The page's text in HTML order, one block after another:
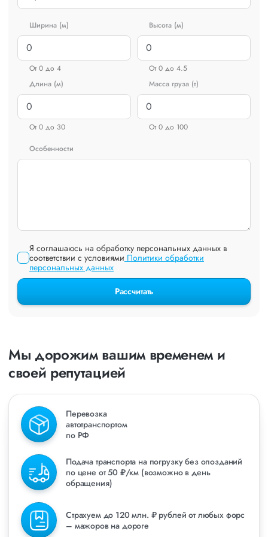
Ширина (м)
От 0 до 4
Высота (м)
От 0 до 4.5
Длина (м)
От 0 до 30
Масса груза (т)
От 0 до 100
Особенности
Я соглашаюсь на обработку персональных данных в
соответствии с условиями Политики обработки
персональных данных
Рассчитать
Мы дорожим вашим временем и
своей репутацией
Перевозка
автотранспортом
по РФ
Подача транспорта на погрузку без опозданий
по цене от 50 ₽/км (возможно в день
обращения)
Страхуем до 120 млн. ₽ рублей от любых форс
– мажоров на дороге